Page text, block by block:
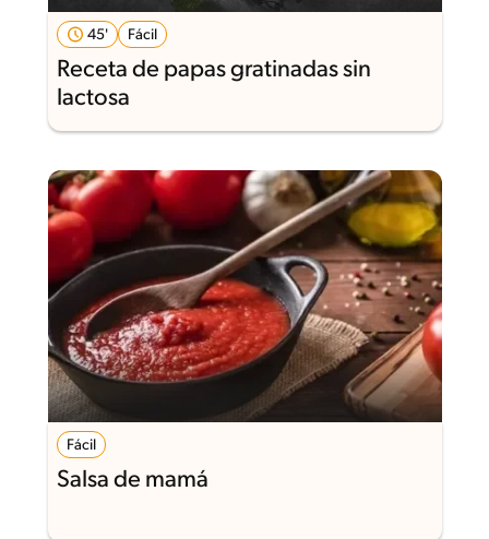
45' Fácil
Receta de papas gratinadas sin
lactosa
Fácil
Salsa de mamá